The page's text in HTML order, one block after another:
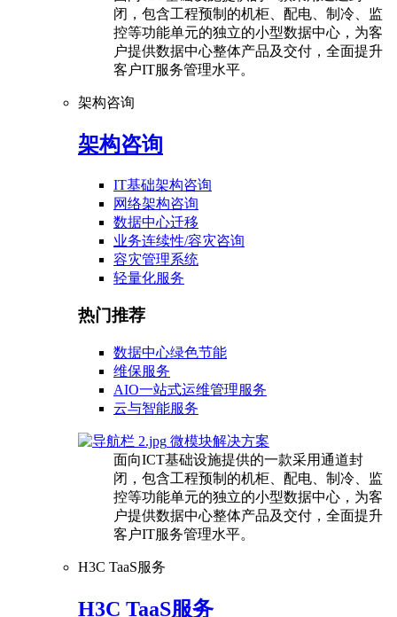
闭，包含工程预制的机柜、配电、制冷、监
控等功能单元的独立的小型数据中心，为客
户提供数据中心整体产品及交付，全面提升
客户IT服务管理水平。
架构咨询
架构咨询
IT基础架构咨询
网络架构咨询
数据中心迁移
业务连续性/容灾咨询
容灾管理系统
轻量化服务
热门推荐
数据中心绿色节能
维保服务
AIO一站式运维管理服务
云与智能服务
微模块解决方案
面向ICT基础设施提供的一款采用通道封
闭，包含工程预制的机柜、配电、制冷、监
控等功能单元的独立的小型数据中心，为客
户提供数据中心整体产品及交付，全面提升
客户IT服务管理水平。
H3C TaaS服务
H3C TaaS服务